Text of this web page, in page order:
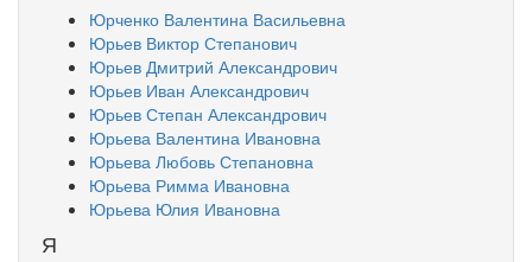
Юрченко Валентина Васильевна
Юрьев Виктор Степанович
Юрьев Дмитрий Александрович
Юрьев Иван Александрович
Юрьев Степан Александрович
Юрьева Валентина Ивановна
Юрьева Любовь Степановна
Юрьева Римма Ивановна
Юрьева Юлия Ивановна
Я